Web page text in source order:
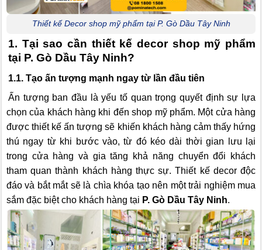
Thiết kế Decor shop mỹ phẩm tại P. Gò Dầu Tây Ninh
1. Tại sao cần thiết kế decor shop mỹ phẩm
tại P. Gò Dầu Tây Ninh?
1.1. Tạo ấn tượng mạnh ngay từ lần đầu tiên
Ấn tượng ban đầu là yếu tố quan trọng quyết định sự lựa
chọn của khách hàng khi đến shop mỹ phẩm. Một cửa hàng
được thiết kế ấn tượng sẽ khiến khách hàng cảm thấy hứng
thú ngay từ khi bước vào, từ đó kéo dài thời gian lưu lại
trong cửa hàng và gia tăng khả năng chuyển đổi khách
tham quan thành khách hàng thực sự. Thiết kế decor độc
đáo và bắt mắt sẽ là chìa khóa tạo nên một trải nghiệm mua
sắm đặc biệt cho khách hàng tại P. Gò Dầu Tây Ninh.